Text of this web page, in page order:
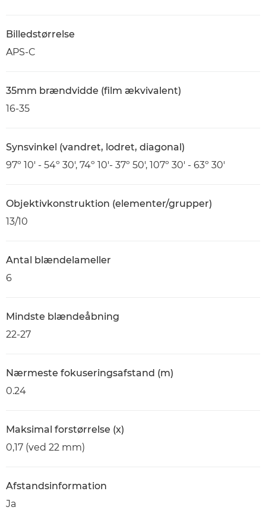
Billedstørrelse
APS-C
35mm brændvidde (film ækvivalent)
16-35
Synsvinkel (vandret, lodret, diagonal)
97º 10' - 54º 30', 74º 10'- 37º 50', 107º 30' - 63º 30'
Objektivkonstruktion (elementer/grupper)
13/10
Antal blændelameller
6
Mindste blændeåbning
22-27
Nærmeste fokuseringsafstand (m)
0.24
Maksimal forstørrelse (x)
0,17 (ved 22 mm)
Afstandsinformation
Ja